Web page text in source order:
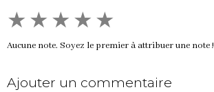
★ ★ ★ ★ ★
Aucune note. Soyez le premier à attribuer une note !
Ajouter un commentaire